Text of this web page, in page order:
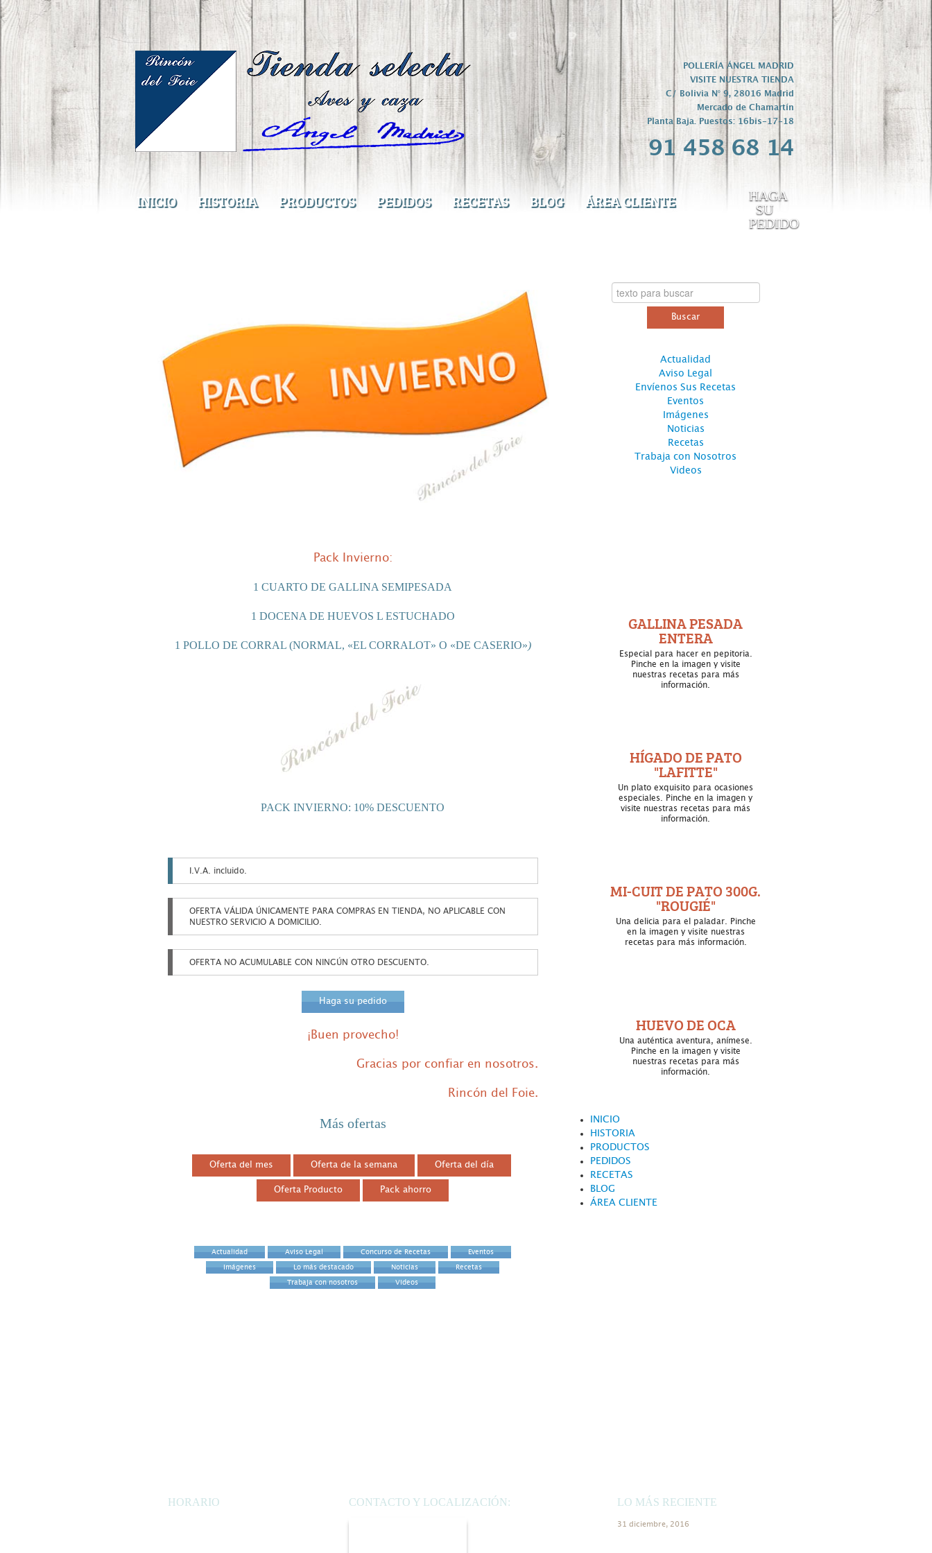
POLLERÍA ÁNGEL MADRID
VISITE NUESTRA TIENDA
C/ Bolivia Nº 9, 28016 Madrid
Mercado de Chamartín
Planta Baja. Puestos: 16bis-17-18
91 458 68 14
INICIO HISTORIA PRODUCTOS PEDIDOS RECETAS BLOG ÁREA CLIENTE
HAGA
SU
PEDIDO
Pack Invierno:
1 CUARTO DE GALLINA SEMIPESADA
1 DOCENA DE HUEVOS L ESTUCHADO
1 POLLO DE CORRAL (NORMAL, «EL CORRALOT» O «DE CASERIO»)
PACK INVIERNO: 10% DESCUENTO
I.V.A. incluido.
OFERTA VÁLIDA ÚNICAMENTE PARA COMPRAS EN TIENDA, NO APLICABLE CON
NUESTRO SERVICIO A DOMICILIO.
OFERTA NO ACUMULABLE CON NINGÚN OTRO DESCUENTO.
Haga su pedido
¡Buen provecho!
Gracias por confiar en nosotros.
Rincón del Foie.
Más ofertas
Oferta del mes Oferta de la semana Oferta del día
Oferta Producto Pack ahorro
Actualidad Aviso Legal Concurso de Recetas Eventos
Imágenes Lo más destacado Noticias Recetas
Trabaja con nosotros Videos
Actualidad
Aviso Legal
Envíenos Sus Recetas
Eventos
Imágenes
Noticias
Recetas
Trabaja con Nosotros
Videos
GALLINA PESADA
ENTERA
Especial para hacer en pepitoria.
Pinche en la imagen y visite
nuestras recetas para más
información.
HÍGADO DE PATO
"LAFITTE"
Un plato exquisito para ocasiones
especiales. Pinche en la imagen y
visite nuestras recetas para más
información.
MI-CUIT DE PATO 300G.
"ROUGIÉ"
Una delicia para el paladar. Pinche
en la imagen y visite nuestras
recetas para más información.
HUEVO DE OCA
Una auténtica aventura, anímese.
Pinche en la imagen y visite
nuestras recetas para más
información.
INICIO
HISTORIA
PRODUCTOS
PEDIDOS
RECETAS
BLOG
ÁREA CLIENTE
HORARIO CONTACTO Y LOCALIZACIÓN: LO MÁS RECIENTE
31 diciembre, 2016